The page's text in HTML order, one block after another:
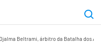
Djalma Beltrami, árbitro da Batalha dos